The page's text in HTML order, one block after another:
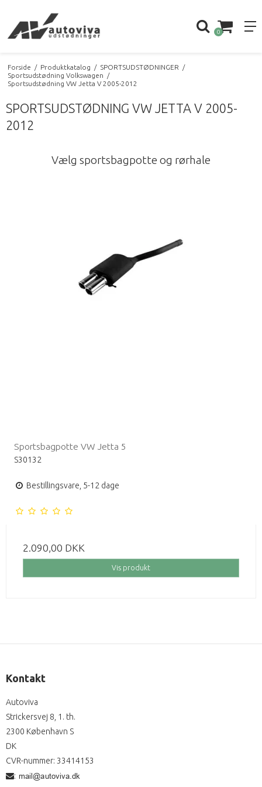
0
Forside / Produktkatalog / SPORTSUDSTØDNINGER
/
Sportsudstødning Volkswagen
/
Sportsudstødning VW Jetta V 2005-2012
SPORTSUDSTØDNING VW JETTA V 2005-
2012
Vælg sportsbagpotte og rørhale
Sportsbagpotte VW Jetta 5
S30132
Bestillingsvare, 5-12 dage
2.090,00 DKK
Vis produkt
Kontakt
Autoviva
Strickersvej 8, 1. th.
2300 København S
DK
CVR-nummer: 33414153
: